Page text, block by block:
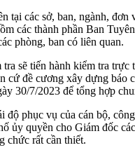
tại các sở, ban, ngành,
các thành phần Ban
phòng, ban có liên quan.
sẽ tiến hành kiểm tra
đề cương xây dựng
30/7/2023 để tổng hợp
phục vụ của cán bộ,
ủy quyền cho Giám đốc
chức rất cần thiết.